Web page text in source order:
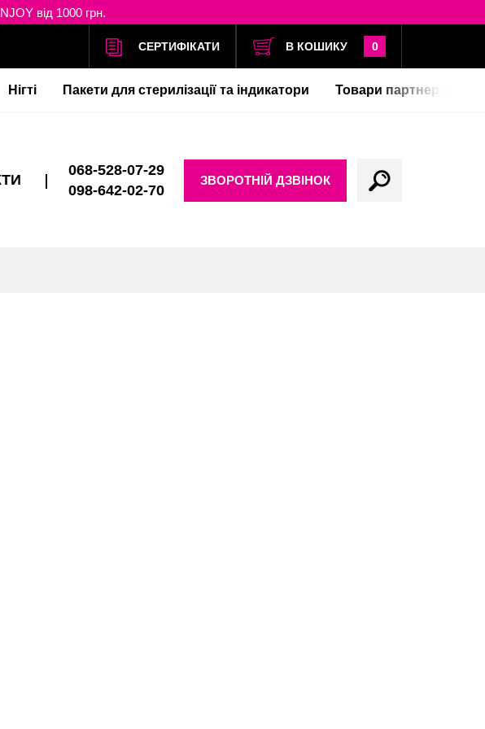
від 1000 грн.
СЕРТИФІКАТИ В КОШИКУ 0
Нігті Пакети для стерилізації та індикатори Товари партнерів
068-528-07-29
098-642-02-70
ЗВОРОТНІЙ ДЗВІНОК